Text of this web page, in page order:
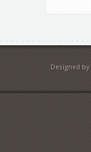
Designed by